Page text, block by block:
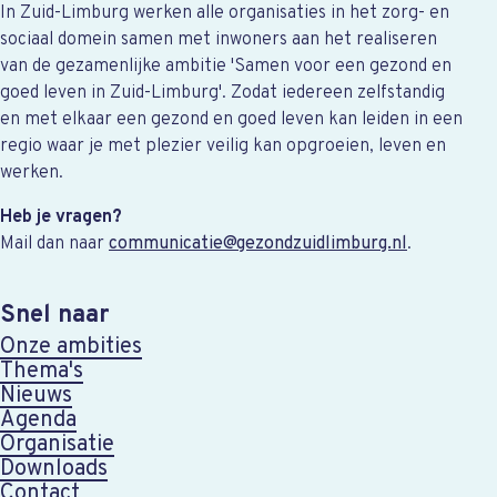
In Zuid-Limburg werken alle organisaties in het zorg- en
sociaal domein samen met inwoners aan het realiseren
van de gezamenlijke ambitie 'Samen voor een gezond en
goed leven in Zuid-Limburg'. Zodat iedereen zelfstandig
en met elkaar een gezond en goed leven kan leiden in een
regio waar je met plezier veilig kan opgroeien, leven en
werken.
Heb je vragen?
Mail dan naar communicatie@gezondzuidlimburg.nl.
Snel naar
Onze ambities
Thema's
Nieuws
Agenda
Organisatie
Downloads